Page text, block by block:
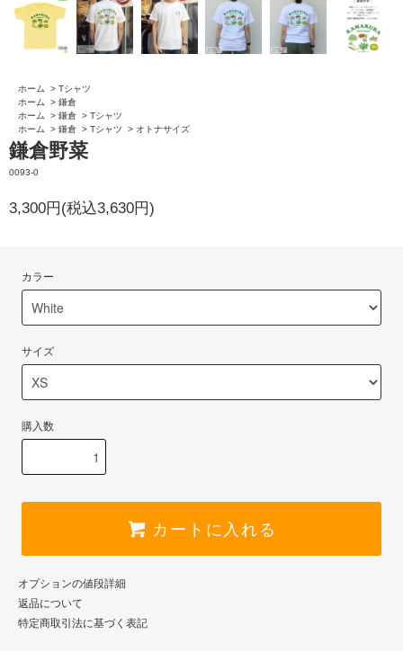
ホーム > Tシャツ
ホーム
> 鎌倉
ホーム
> 鎌倉 > Tシャツ
ホーム
> 鎌倉 > Tシャツ > オトナサイズ
鎌倉野菜
0093-0
3,300円(税込3,630円)
カラー
サイズ
購入数
カートに入れる
オプションの値段詳細
返品について
特定商取引法に基づく表記